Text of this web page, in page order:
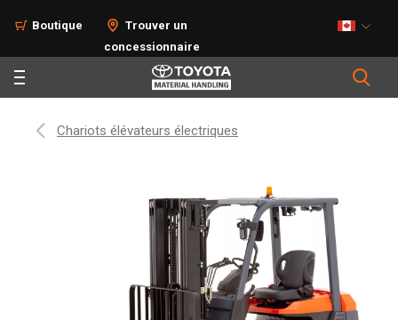
Boutique
Trouver un
concessionnaire
Chariots élévateurs électriques